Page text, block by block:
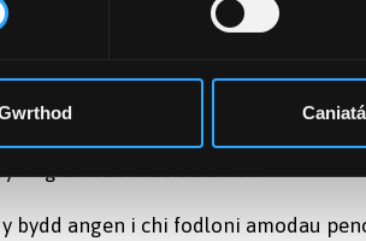
Ysgol Feddygol Gogledd Cymru ac
trothwy ar gyfer cynigion yn
trwy UCAS
amodol neu ddiamod.
bydd angen i chi fodloni amodau